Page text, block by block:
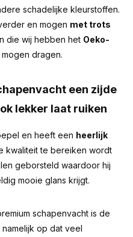
schadelijke kleurstoffen.
en mogen met trots
die wij hebben het Oeko-
mogen dragen.
een zijde
lekker laat ruiken
en heeft een heerlijk
kwaliteit te bereiken wordt
geborsteld waardoor hij
mooie glans krijgt.
schapenvacht is de
op dat veel